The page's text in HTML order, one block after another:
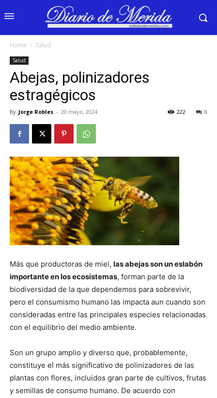
Home Salud
Salud
Abejas, polinizadores
estragégicos
By Jorge Robles - 20 mayo, 2024 0
222
Más que productoras de miel, las abejas son un eslabón
importante en los ecosistemas, forman parte de la
biodiversidad de la que dependemos para sobrevivir,
pero el consumismo humano las impacta aun cuando son
consideradas entre las principales especies relacionadas
con el equilibrio del medio ambiente.
Son un grupo amplio y diverso que, probablemente,
constituye el más significativo de polinizadores de las
plantas con flores, incluidos gran parte de cultivos, frutas
y semillas de consumo humano. De acuerdo con